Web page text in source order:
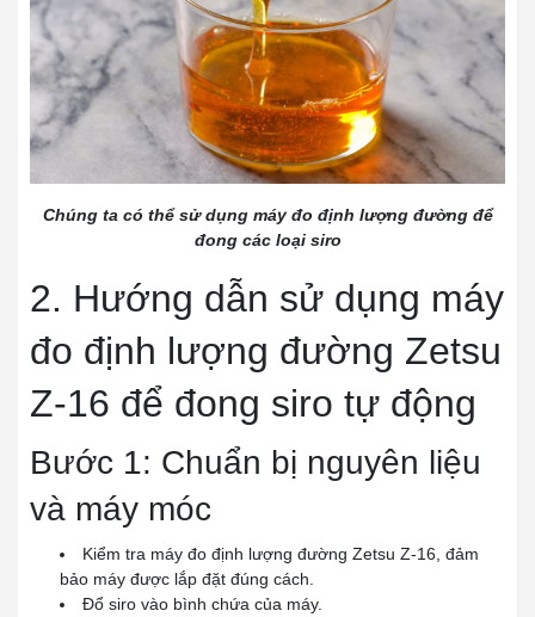
Chúng ta có thể sử dụng máy đo định lượng đường để
đong các loại siro
2. Hướng dẫn sử dụng máy
đo định lượng đường Zetsu
Z-16 để đong siro tự động
Bước 1: Chuẩn bị nguyên liệu
và máy móc
Kiểm tra máy đo định lượng đường Zetsu Z-16, đảm
bảo máy được lắp đặt đúng cách.
Đổ siro vào bình chứa của máy.